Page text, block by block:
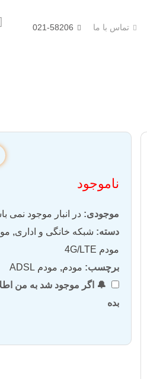
تماس با ما 021-58206
ناموجود
موجودی: در انبار موجود نمی
دسته: شبکه خانگی و اداری,
مودم 4G/LTE
برچسب: مودم, مودم ADSL
🔔 اگر موجود شد به من
بده